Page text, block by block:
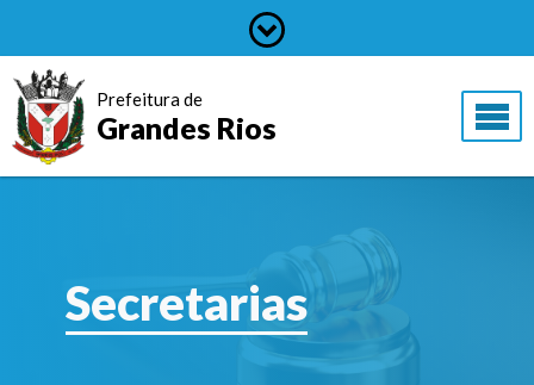
Prefeitura de
Grandes Rios
Secretarias